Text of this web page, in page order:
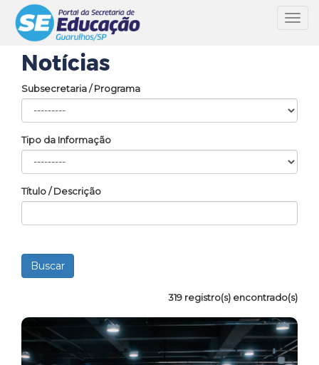
Notícias
Subsecretaria / Programa
Tipo da Informação
Título / Descrição
319 registro(s) encontrado(s)